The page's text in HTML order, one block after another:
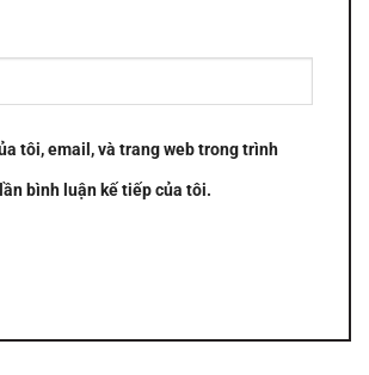
tôi, email, và trang web trong trình
bình luận kế tiếp của tôi.